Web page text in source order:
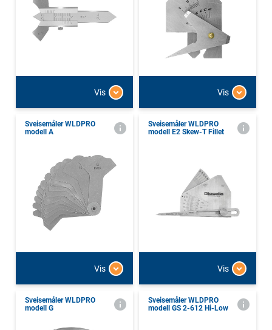
Vis Vis
Sveisemåler WLDPRO
modell A
Vis
Sveisemåler WLDPRO
modell E2 Skew-T Fillet
Vis
Sveisemåler WLDPRO
modell G
Sveisemåler WLDPRO
modell GS 2-612 Hi-Low